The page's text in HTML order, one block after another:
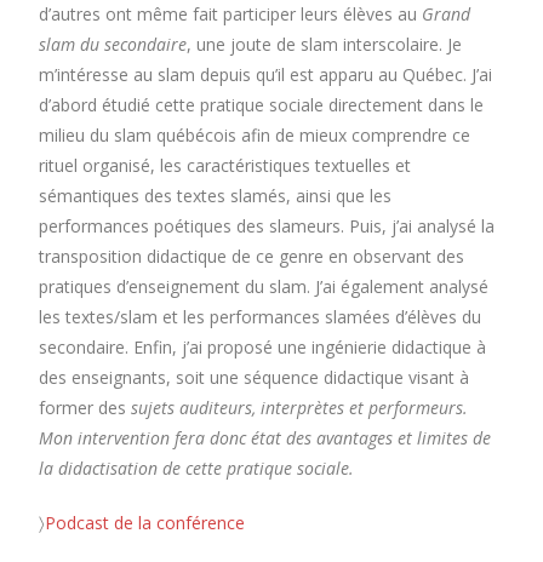
d’autres ont même fait participer leurs élèves au Grand
slam du secondaire, une joute de slam interscolaire. Je
m’intéresse au slam depuis qu’il est apparu au Québec. J’ai
d’abord étudié cette pratique sociale directement dans le
milieu du slam québécois afin de mieux comprendre ce
rituel organisé, les caractéristiques textuelles et
sémantiques des textes slamés, ainsi que les
performances poétiques des slameurs. Puis, j’ai analysé la
transposition didactique de ce genre en observant des
pratiques d’enseignement du slam. J’ai également analysé
les textes/slam et les performances slamées d’élèves du
secondaire. Enfin, j’ai proposé une ingénierie didactique à
des enseignants, soit une séquence didactique visant à
former dessujets auditeurs, interprètes et performeurs.
Mon intervention fera donc état des avantages et limites de
la didactisation de cette pratique sociale.
〉Podcast de la conférence